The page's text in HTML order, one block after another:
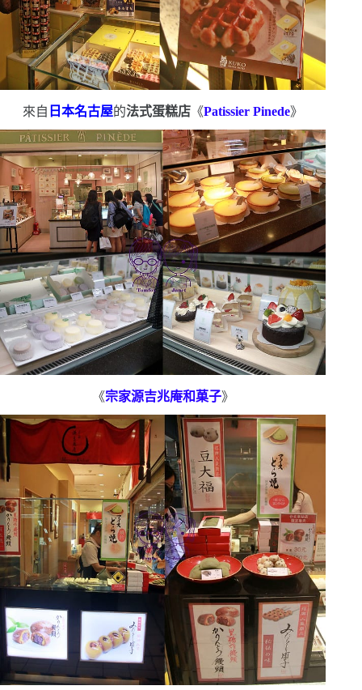
來自 日本名古屋的法式蛋糕店 《Patissier Pinede》
《宗家源吉兆庵和菓子》